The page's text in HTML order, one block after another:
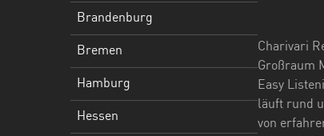
Niedersachsen
Nordrhein-
Westfalen
Rheinland-
Brandenburg
Bremen
Hamburg
Hessen
Charivari
Großraum
Easy
läuft rund
von